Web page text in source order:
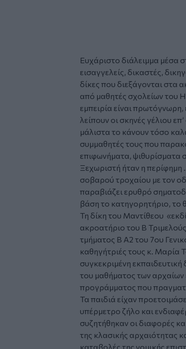
Ευχάριστο διάλειμμα μέσα
εισαγγελείς, δικαστές,
δίκες που διεξάγονται στα
από μαθητές σχολείων του
εμπειρία είναι
λείπουν οι σκηνές γέλιου
μάλιστα το κάνουν τόσο
συμμαθητές τους που
επιφωνήματα, ψιθυρίσματα
Ξεχωριστή ήταν η περίφημη
σοβαρού τροχαίου με τον
παραβιάζει ερυθρό
βάση το κατηγορητήριο, το
Τη δίκη του Μαντίθεου
ακροατήριο του Β
τμήματος Β Α2 του 7ου
καθηγήτριές τους κ. Μαρία
συγκεκριμένη
του μαθήματος των αρχαίων
προγράμματος που
Τα παιδιά είχαν
υπέρμετρο ζήλο και
συζητήθηκαν οι διαφορές
της κλασικής αρχαιότητας
καταβολές της νομικής